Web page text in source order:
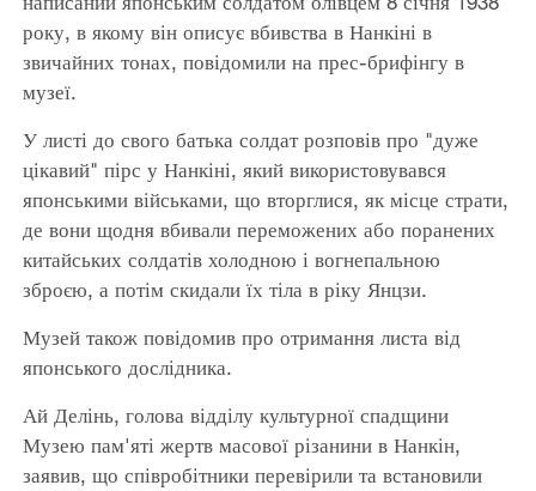
року, в якому він описує вбивства в Нанкіні в
звичайних тонах, повідомили на прес-брифінгу в
музеї.
У листі до свого батька солдат розповів про "дуже
цікавий" пірс у Нанкіні, який використовувався
японськими військами, що вторглися, як місце страти,
де вони щодня вбивали переможених або поранених
китайських солдатів холодною і вогнепальною
зброєю, а потім скидали їх тіла в ріку Янцзи.
Музей також повідомив про отримання листа від
японського дослідника.
Ай Делінь, голова відділу культурної спадщини
Музею пам'яті жертв масової різанини в Нанкін,
заявив, що співробітники перевірили та встановили